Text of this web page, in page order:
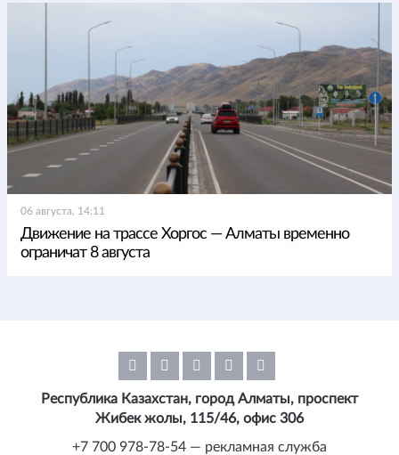
06 августа, 14:11
Движение на трассе Хоргос — Алматы временно
ограничат 8 августа
Республика Казахстан, город Алматы, проспект
Жибек жолы, 115/46, офис 306
+7 700 978-78-54 — рекламная служба